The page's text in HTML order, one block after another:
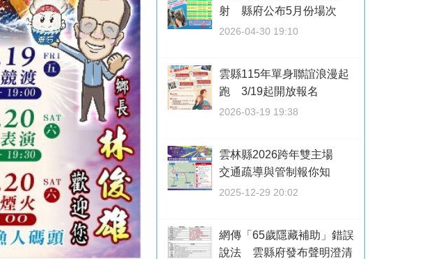
射 縣府公布5月份場次
2026-04-30 19:10
雲縣115年單身聯誼浪漫起
跑 3/19起開放報名
2026-03-19 19:38
雲林縣2026跨年雙主場
交通疏導與管制報你知
2025-12-29 20:02
網傳「65歲隱藏補助」錯誤
說法 雲縣府發布聲明澄清